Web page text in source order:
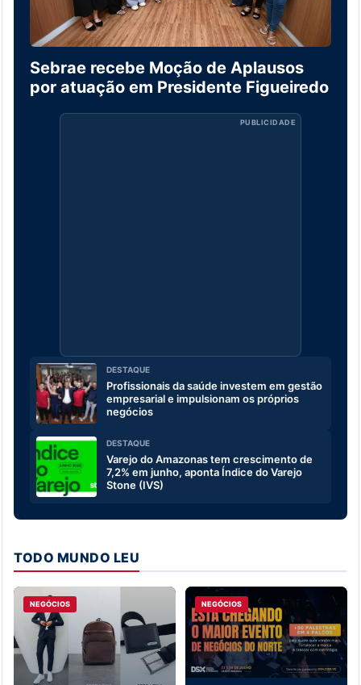
Sebrae recebe Moção de Aplausos
por atuação em Presidente Figueiredo
PUBLICIDADE
DESTAQUE
Profissionais da saúde investem em gestão
empresarial e impulsionam os próprios
negócios
DESTAQUE
Varejo do Amazonas tem crescimento de
7,2% em junho, aponta Índice do Varejo
Stone (IVS)
TODO MUNDO LEU
NEGÓCIOS NEGÓCIOS